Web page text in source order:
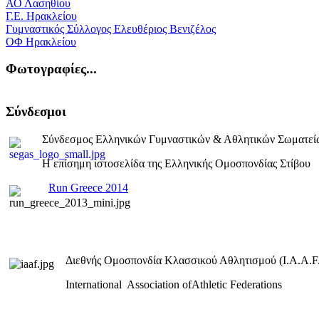
ΑΟ Λασηθίου
Γ.Ε. Ηρακλείου
Γυμναστικός Σύλλογος Ελευθέριος Βενιζέλος
ΟΦ Ηρακλείου
Φωτογραφίες...
Σύνδεσμοι
Σύνδεσμος Ελληνικών Γυμναστικών & Αθλητικών
Η επίσημη ιστοσελίδα της Ελληνικής Ομοσπονδίας Στίβου
Run Greece 2014
Διεθνής Ομοσπονδία Κλασσικού Αθλητισμού
International Association ofAthletic Federations